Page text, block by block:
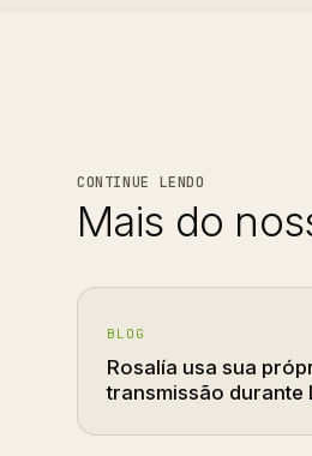
CONTINUE LENDO
Mais do
BLOG
Rosalía usa sua
transmissão durante